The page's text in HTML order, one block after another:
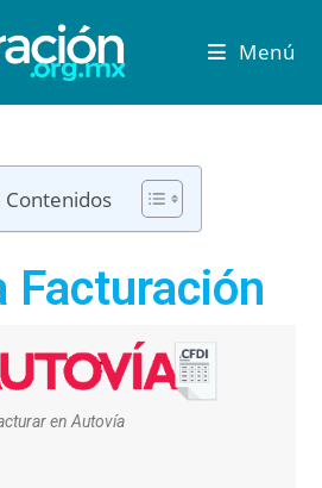
Menú
Contenidos
Facturación
en Autovía